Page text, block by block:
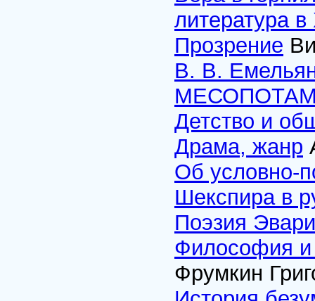
литература
Прозрение
В. В.
Детство и
Драма, жанр
Об условно-
Шекспира в
Поэзия
Философия и
Фрумкин